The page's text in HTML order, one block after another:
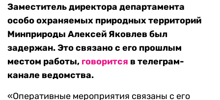
Заместитель директора департамента
особо охраняемых природных территорий
Минприроды Алексей Яковлев был
задержан. Это связано с его прошлым
местом работы, говорится в телеграм-
канале ведомства.
«Оперативные мероприятия связаны с его